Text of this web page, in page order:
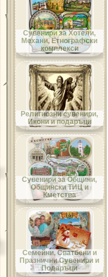
Област Враца
Област Габрово
Област Добрич
Област Кърджали
Сувенири за Хотели,
Механи, Етнографски
комплекси
Религиозни сувенири,
Икони и подаръци
Сувенири за Общини,
Общински ТИЦ и
Кметства
Семейни, Сватбени и
Празнични Сувенири и
Подаръци